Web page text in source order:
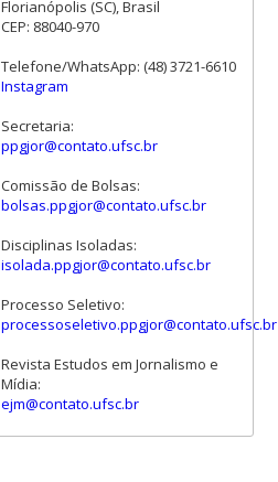
Florianópolis (SC), Brasil
CEP: 88040-970
Telefone/WhatsApp: (48) 3721-6610
Instagram
Secretaria:
ppgjor@contato.ufsc.br
Comissão de Bolsas:
bolsas.ppgjor@contato.ufsc.br
Disciplinas Isoladas:
isolada.ppgjor@contato.ufsc.br
Processo Seletivo:
processoseletivo.ppgjor@contato.ufsc.br
Revista Estudos em Jornalismo e
Mídia:
ejm@contato.ufsc.br